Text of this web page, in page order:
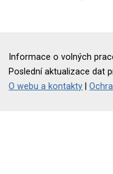
Informace o volných
Poslední aktualizace dat
O webu a kontakty |